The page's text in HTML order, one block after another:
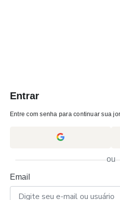
Entrar
Entre com senha para continuar sua
ou
Email